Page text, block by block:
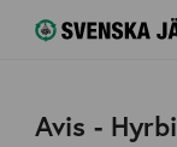
Avis -